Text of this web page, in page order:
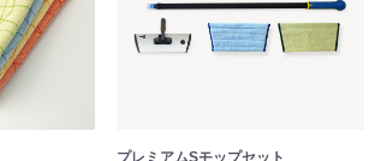
プレミアムSモップセット